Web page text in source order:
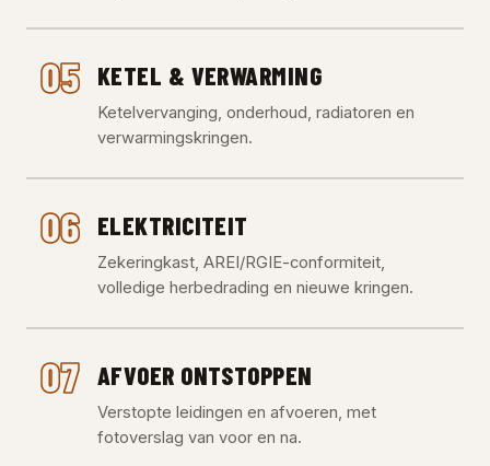
05 KETEL & VERWARMING
Ketelvervanging, onderhoud, radiatoren en
verwarmingskringen.
06 ELEKTRICITEIT
Zekeringkast, AREI/RGIE-conformiteit,
volledige herbedrading en nieuwe kringen.
07 AFVOER ONTSTOPPEN
Verstopte leidingen en afvoeren, met
fotoverslag van voor en na.